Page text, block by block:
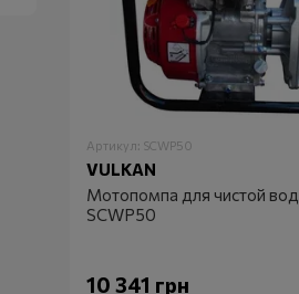
Артикул: SCWP50
VULKAN
Мотопомпа для чистой
SCWP50
10 341 грн